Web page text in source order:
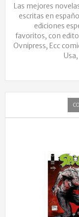
Las mejores
escritas en
ediciones
favoritos, con
Ovnipress, Ecc